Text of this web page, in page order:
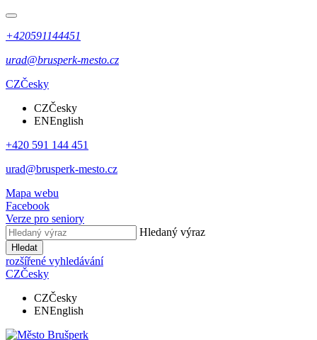
+420591144451
urad@brusperk-mesto.cz
CZČesky
CZČesky
ENEnglish
+420 591 144 451
urad@brusperk-mesto.cz
Mapa webu
Facebook
Verze pro seniory
Hledaný výraz
Hledat
rozšířené vyhledávání
CZČesky
CZČesky
ENEnglish